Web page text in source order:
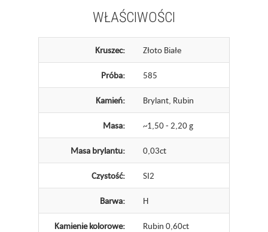
WŁAŚCIWOŚCI
Kruszec: Złoto Białe
Próba: 585
Kamień: Brylant, Rubin
Masa: ~1,50 - 2,20 g
Masa brylantu: 0,03ct
Czystość: SI2
Barwa: H
Kamienie kolorowe: Rubin 0,60ct